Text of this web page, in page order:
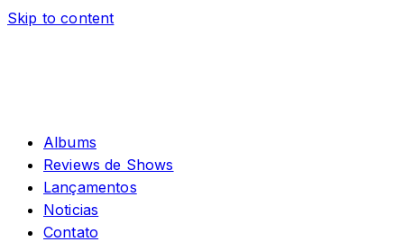
Skip to content
Albums
Reviews de Shows
Lançamentos
Noticias
Contato